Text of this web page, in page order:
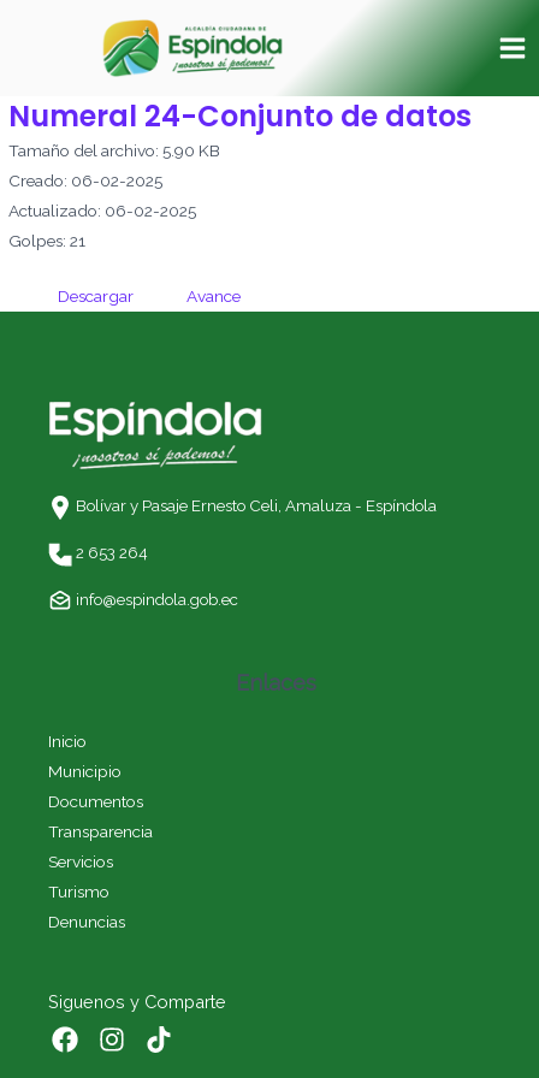
Numeral 24-Conjunto de datos
Tamaño del archivo: 5.90 KB
Creado: 06-02-2025
Actualizado: 06-02-2025
Golpes: 21
Descargar Avance
Bolívar y Pasaje Ernesto Celi, Amaluza - Espíndola
2 653 264
info@espindola.gob.ec
Enlaces
Inicio
Municipio
Documentos
Transparencia
Servicios
Turismo
Denuncias
Siguenos y Comparte